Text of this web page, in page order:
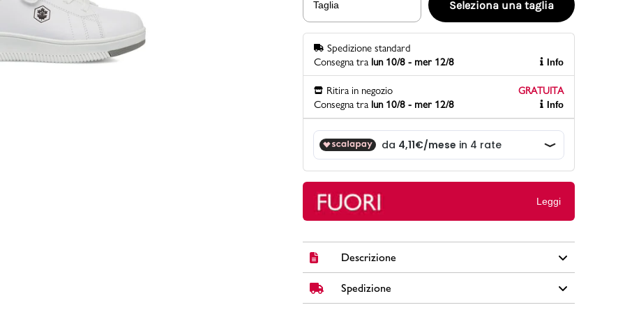
Scopri di più
PittaRosso PittaRosso
Gioco della scarpa al matrimonio e idee
divertenti con le calzature
Taglia Seleziona una taglia
Spedizione standard
Consegna tra lun 10/8 - mer 12/8 Info
Ritira in negozio
GRATUITA
Consegna tra lun 10/8 - mer 12/8 Info
Leggi
Descrizione
Queste sneakers bianche da bambino Lumberjack sono
perfette per ogni occasione. Realizzate con tomaia in
Spedizione